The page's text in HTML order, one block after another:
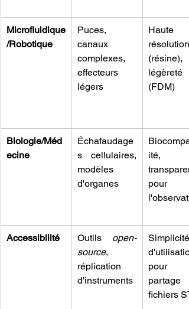
Microfluidique
/Robotique
Puces,
canaux
complexes,
effecteurs
légers
Haute
résolution
(résine),
légèreté
(FDM)
Biologie/Méd
ecine
Échafaudage
s cellulaires,
modèles
d'organes
ité,
pour
Accessibilité Outils open-
source,
réplication
d'instruments
Simplicité
pour
partage
fichiers